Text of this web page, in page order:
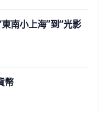
南小上海”到“光影
幣